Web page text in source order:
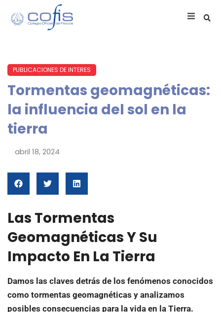
PUBLICACIONES DE INTERES
Tormentas geomagnéticas:
la influencia del sol en la
tierra
abril 18, 2024
Las Tormentas
Geomagnéticas Y Su
Impacto En La Tierra
Damos las claves detrás de los fenómenos conocidos
como tormentas geomagnéticas y analizamos
posibles consecuencias para la vida en la Tierra.